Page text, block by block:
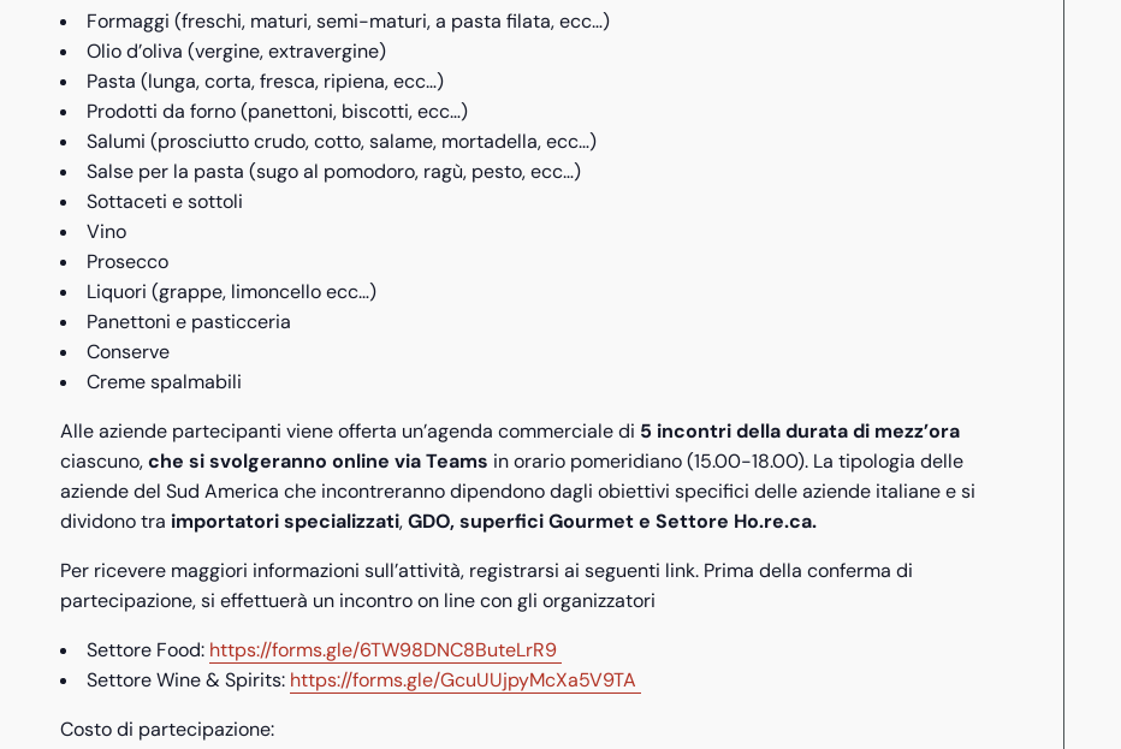
Formaggi (freschi, maturi, semi-maturi, a pasta filata, ecc…)
Olio d’oliva (vergine, extravergine)
Pasta (lunga, corta, fresca, ripiena, ecc…)
Prodotti da forno (panettoni, biscotti, ecc…)
Salumi (prosciutto crudo, cotto, salame, mortadella, ecc…)
Salse per la pasta (sugo al pomodoro, ragù, pesto, ecc…)
Sottaceti e sottoli
Vino
Prosecco
Liquori (grappe, limoncello ecc…)
Panettoni e pasticceria
Conserve
Creme spalmabili
Alle aziende partecipanti viene offerta un’agenda commerciale di 5 incontri della durata di mezz’ora
ciascuno,che si svolgeranno online via Teams in orario pomeridiano (15.00-18.00). La tipologia delle
aziende del Sud America che incontreranno dipendono dagli obiettivi specifici delle aziende italiane e si
dividono tra importatori specializzati,GDO, superfici Gourmet e Settore Ho.re.ca.
Per ricevere maggiori informazioni sull’attività, registrarsi ai seguenti link. Prima della conferma di
partecipazione, si effettuerà un incontro on line con gli organizzatori
Settore Food: https://forms.gle/6TW98DNC8ButeLrR9
Settore Wine & Spirits: https://forms.gle/GcuUUjpyMcXa5V9TA
Costo di partecipazione: